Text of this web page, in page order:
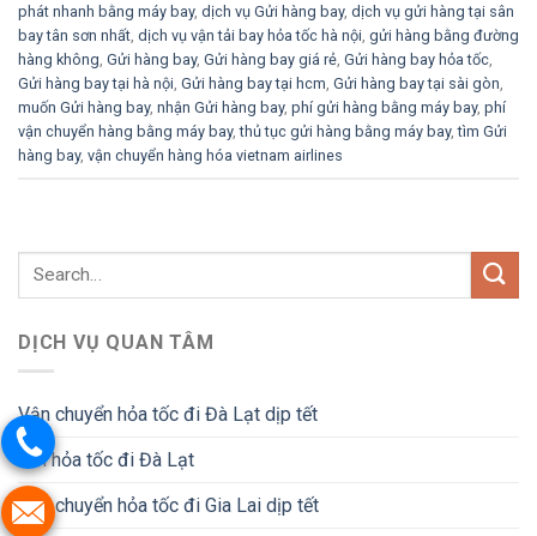
phát nhanh bằng máy bay, dịch vụ Gửi hàng bay, dịch vụ gửi hàng tại sân
bay tân sơn nhất dịch vụ vận tải bay hỏa tốc hà nội gửi hàng bằng đường
hàng không Gửi hàng bay, Gửi hàng bay giá rẻ Gửi hàng bay hỏa tốc
Gửi hàng bay tại hà nội Gửi hàng bay tại hcm Gửi hàng bay tại sài gòn
muốn Gửi hàng bay, nhận Gửi hàng bay, phí gửi hàng bằng máy bay, phí
vận chuyển hàng bằng máy bay,thủ tục gửi hàng bằng máy bay,tìm Gửi
hàng bay, vận chuyển hàng hóa vietnam airlines
DỊCH VỤ QUAN TÂM
Vận chuyển hỏa tốc đi Đà Lạt dịp tết
Gửi hỏa tốc đi Đà Lạt
Vận chuyển hỏa tốc đi Gia Lai dịp tết